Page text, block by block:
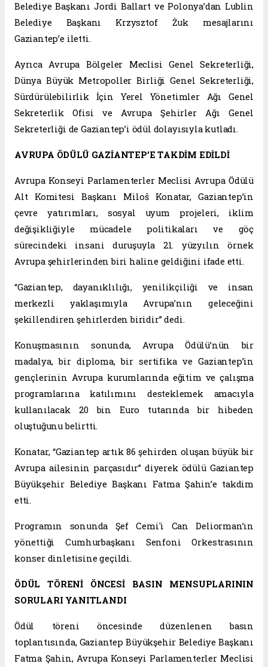
Belediye Başkanı Jordi Ballart ve Polonya’dan Lublin
Belediye Başkanı Krzysztof Żuk mesajlarını
Gaziantep’e iletti.
Ayrıca Avrupa Bölgeler Meclisi Genel Sekreterliği,
Dünya Büyük Metropoller Birliği Genel Sekreterliği,
Sürdürülebilirlik İçin Yerel Yönetimler Ağı Genel
Sekreterlik Ofisi ve Avrupa Şehirler Ağı Genel
Sekreterliği de Gaziantep’i ödül dolayısıyla kutladı.
AVRUPA ÖDÜLÜ GAZİANTEP’E TAKDİM EDİLDİ
Avrupa Konseyi Parlamenterler Meclisi Avrupa Ödülü
Alt Komitesi Başkanı Miloš Konatar, Gaziantep’in
çevre yatırımları, sosyal uyum projeleri, iklim
değişikliğiyle mücadele politikaları ve göç
sürecindeki insani duruşuyla 21. yüzyılın örnek
Avrupa şehirlerinden biri haline geldiğini ifade etti.
“Gaziantep, dayanıklılığı, yenilikçiliği ve insan
merkezli yaklaşımıyla Avrupa’nın geleceğini
şekillendiren şehirlerden biridir” dedi.
Konuşmasının sonunda, Avrupa Ödülü’nün bir
madalya, bir diploma, bir sertifika ve Gaziantep’in
gençlerinin Avrupa kurumlarında eğitim ve çalışma
programlarına katılımını desteklemek amacıyla
kullanılacak 20 bin Euro tutarında bir hibeden
oluştuğunu belirtti.
Konatar, “Gaziantep artık 86 şehirden oluşan büyük bir
Avrupa ailesinin parçasıdır” diyerek ödülü Gaziantep
Büyükşehir Belediye Başkanı Fatma Şahin’e takdim
etti.
Programın sonunda Şef Cemi'i Can Deliorman’ın
yönettiği Cumhurbaşkanı Senfoni Orkestrasının
konser dinletisine geçildi.
ÖDÜL TÖRENİ ÖNCESİ BASIN MENSUPLARININ
SORULARI YANITLANDI
Ödül töreni öncesinde düzenlenen basın
toplantısında, Gaziantep Büyükşehir Belediye Başkanı
Fatma Şahin, Avrupa Konseyi Parlamenterler Meclisi